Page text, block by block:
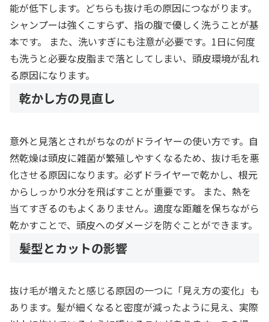
能が低下します。どちらも抜け毛の原因につながります。
シャンプーは強くこすらず、指の腹で優しく洗うことが基
本です。 また、洗いすぎにも注意が必要です。1日に何度
も洗うと必要な皮脂まで落としてしまい、頭皮環境が乱れ
る原因になります。
乾かし方の見直し
意外と見落とされがちなのがドライヤーの使い方です。自
然乾燥は頭皮に雑菌が繁殖しやすくなるため、抜け毛を悪
化させる原因になります。必ずドライヤーで乾かし、根元
からしっかり水分を飛ばすことが重要です。 また、熱を
当てすぎるのもよくありません。適度な距離を保ちながら
乾かすことで、頭皮へのダメージを防ぐことができます。
髪型とカットの影響
抜け毛が増えたと感じる原因の一つに「見え方の変化」も
あります。髪が細くなると密度が減ったように見え、実際